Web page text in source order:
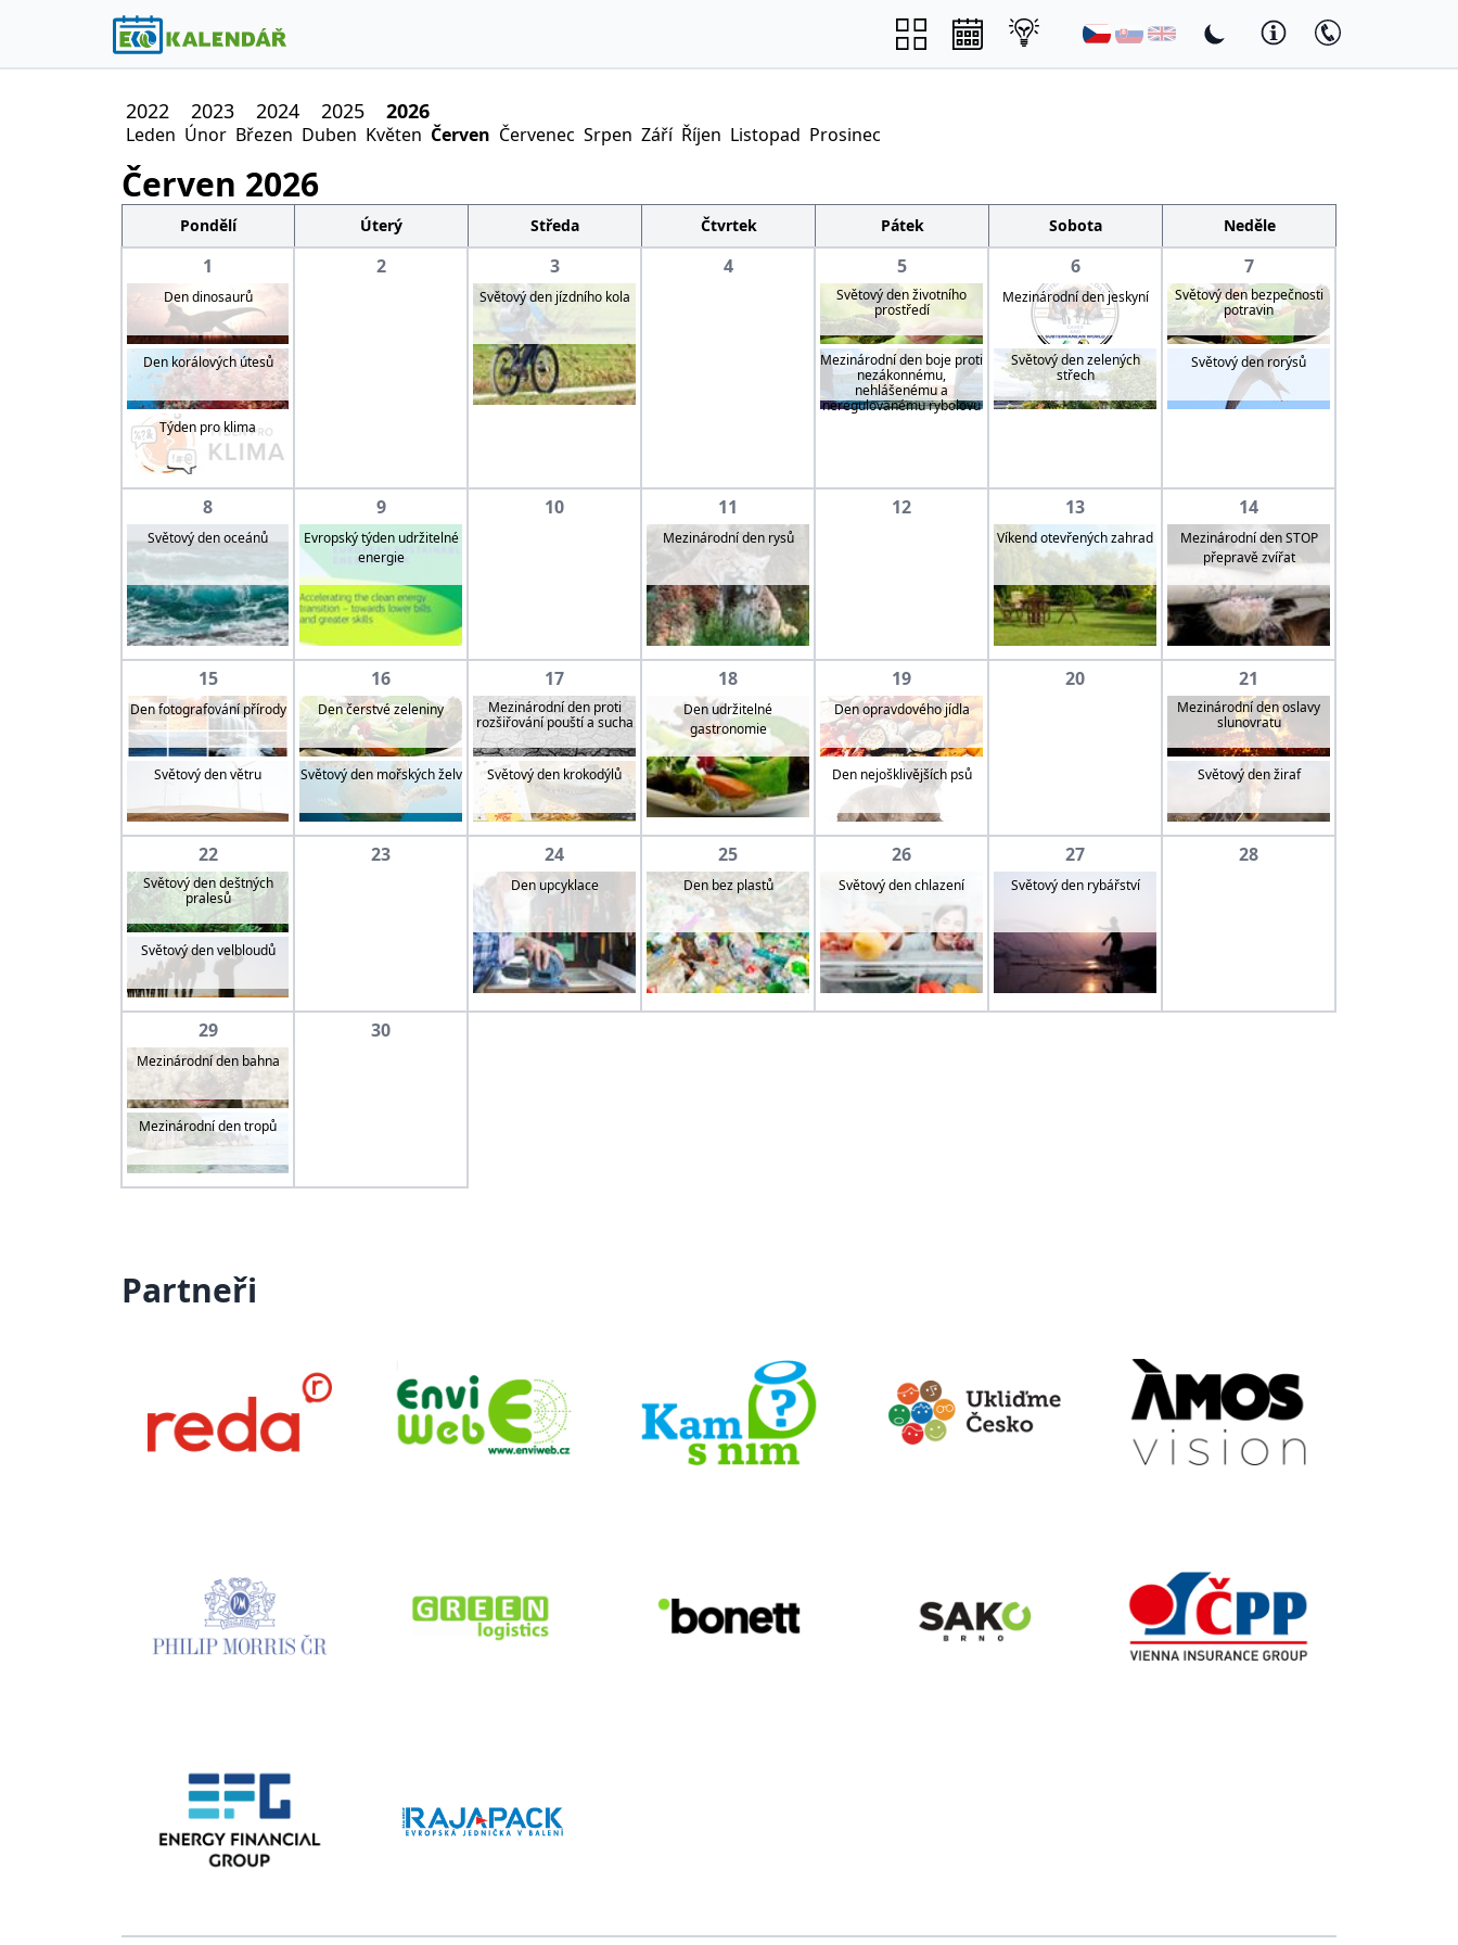
2022 2023 2024 2025 2026
Leden Únor Březen Duben Květen Červen Červenec Srpen Září Říjen Listopad Prosinec
Červen 2026
Pondělí Úterý Středa Čtvrtek Pátek Sobota Neděle
1
Den dinosaurů
Den korálových útesů
Týden pro klima
2 3
Světový den jízdního kola
4 5
Světový den životního
prostředí
Mezinárodní den boje proti
nezákonnému,
nehlášenému a
neregulovanému rybolovu
6
Mezinárodní den jeskyní
Světový den zelených
střech
7
Světový den bezpečnosti
potravin
Světový den rorýsů
8
Světový den oceánů
9
Evropský týden udržitelné
energie
10 11
Mezinárodní den rysů
12 13
Víkend otevřených zahrad
14
Mezinárodní den STOP
přepravě zvířat
15
Den fotografování přírody
Světový den větru
16
Den čerstvé zeleniny
Světový den mořských želv
17
Mezinárodní den proti
rozšiřování pouští a sucha
Světový den krokodýlů
18
Den udržitelné
gastronomie
19
Den opravdového jídla
Den nejošklivějších psů
20 21
Mezinárodní den oslavy
slunovratu
Světový den žiraf
22
Světový den deštných
pralesů
Světový den velbloudů
23 24
Den upcyklace
25
Den bez plastů
26
Světový den chlazení
27
Světový den rybářství
28
29
Mezinárodní den bahna
Mezinárodní den tropů
30
Partneři